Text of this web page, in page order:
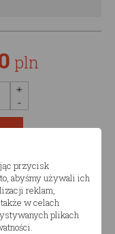
pln
ADPZ podwójne
przycisk
abyśmy używali ich
reklam,
w celach
plikach